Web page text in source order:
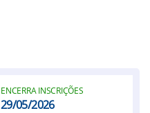
ENCERRA INSCRIÇÕES
29/05/2026